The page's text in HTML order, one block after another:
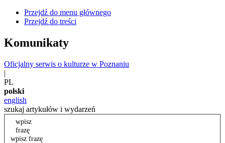
Przejdź do menu głównego
Przejdź do treści
Komunikaty
Oficjalny serwis o kulturze w Poznaniu
|
PL
polski
english
szukaj artykułów i wydarzeń
wpisz
frazę
wpisz frazę